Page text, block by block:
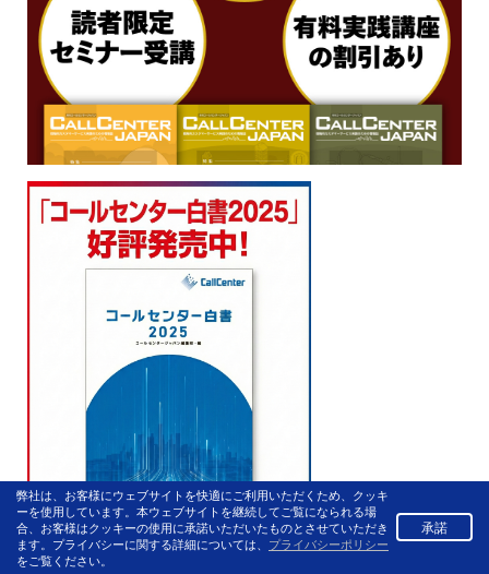
弊社は、お客様にウェブサイトを快適にご利用いただくため、クッキ
ーを使用しています。本ウェブサイトを継続してご覧になられる場
合、お客様はクッキーの使用に承諾いただいたものとさせていただき
ます。プライバシーに関する詳細については、 プライバシーポリシー
をご覧ください。
承諾